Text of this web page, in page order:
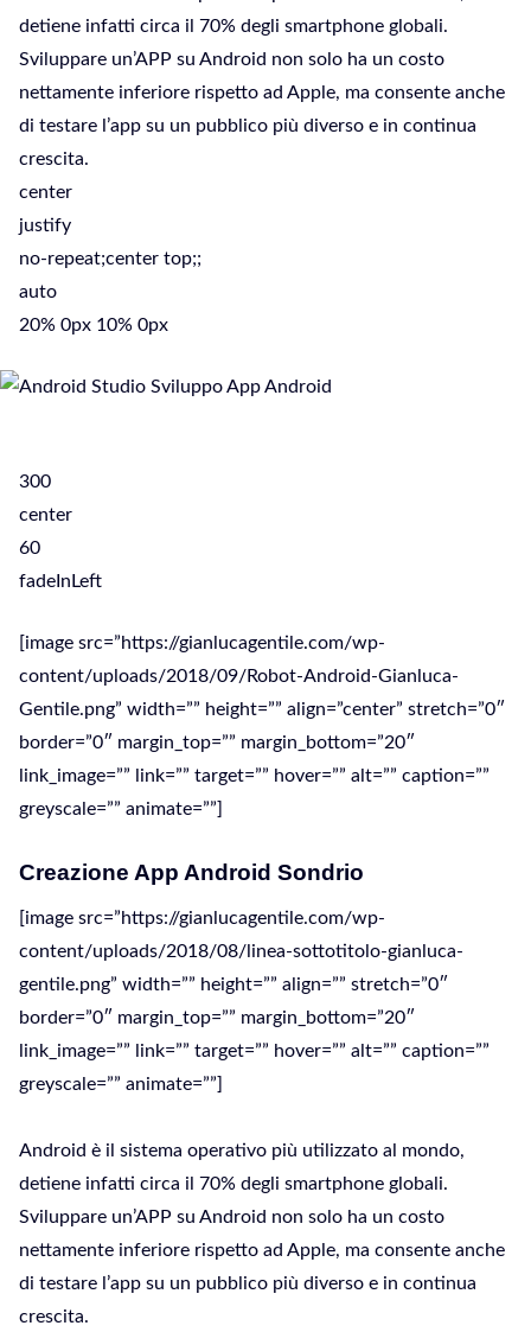
detiene infatti circa il 70% degli smartphone globali.
Sviluppare un’APP su Android non solo ha un costo
nettamente inferiore rispetto ad Apple, ma consente anche
di testare l’app su un pubblico più diverso e in continua
crescita.
center
justify
no-repeat;center top;;
auto
20% 0px 10% 0px
300
center
60
fadeInLeft
[image src=”https://gianlucagentile.com/wp-
content/uploads/2018/09/Robot-Android-Gianluca-
Gentile.png” width=”” height=”” align=”center” stretch=”0″
border=”0″ margin_top=”” margin_bottom=”20″
link_image=”” link=”” target=”” hover=”” alt=”” caption=””
greyscale=”” animate=””]
Creazione App Android Sondrio
[image src=”https://gianlucagentile.com/wp-
content/uploads/2018/08/linea-sottotitolo-gianluca-
gentile.png” width=”” height=”” align=”” stretch=”0″
border=”0″ margin_top=”” margin_bottom=”20″
link_image=”” link=”” target=”” hover=”” alt=”” caption=””
greyscale=”” animate=””]
Android è il sistema operativo più utilizzato al mondo,
detiene infatti circa il 70% degli smartphone globali.
Sviluppare un’APP su Android non solo ha un costo
nettamente inferiore rispetto ad Apple, ma consente anche
di testare l’app su un pubblico più diverso e in continua
crescita.